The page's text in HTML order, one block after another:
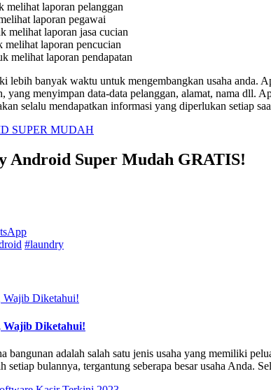
melihat laporan pelanggan
laporan pegawai
melihat laporan jasa cucian
laporan pencucian
melihat laporan pendapatan
lebih banyak waktu untuk mengembangkan usaha
yang menyimpan data-data pelanggan, alamat, nama
selalu mendapatkan informasi yang diperlukan setiap
Android Super Mudah GRATIS!
#laundry
Wajib Diketahui!
bangunan adalah salah satu jenis usaha yang memiliki
setiap bulannya, tergantung seberapa besar usaha